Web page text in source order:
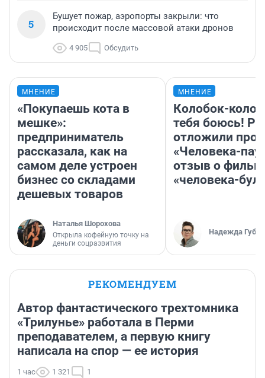
5
Бушует пожар, аэропорты закрыли: что
происходит после массовой атаки дронов
4 905 Обсудить
МНЕНИЕ
«Покупаешь кота в
мешке»:
предприниматель
рассказала, как на
самом деле устроен
бизнес со складами
дешевых товаров
Наталья Шорохова
Открыла кофейную точку на
деньги соцразвития
МНЕНИЕ
Колобок-
тебя боюсь!
отложили
«Человека-
отзыв о
«человека-
Надежда
РЕКОМЕНДУЕМ
Автор фантастического трехтомника
«Трилунье» работала в Перми
преподавателем, а первую книгу
написала на спор — ее история
1 час 1 321 1